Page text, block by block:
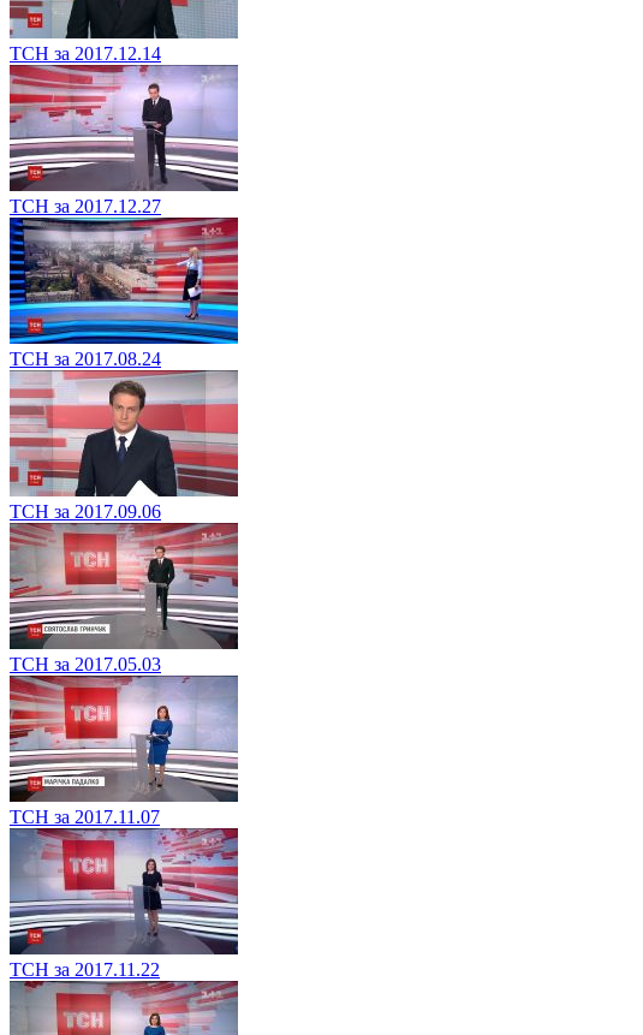
ТСН за 2017.12.14
ТСН за 2017.12.27
ТСН за 2017.08.24
ТСН за 2017.09.06
ТСН за 2017.05.03
ТСН за 2017.11.07
ТСН за 2017.11.22